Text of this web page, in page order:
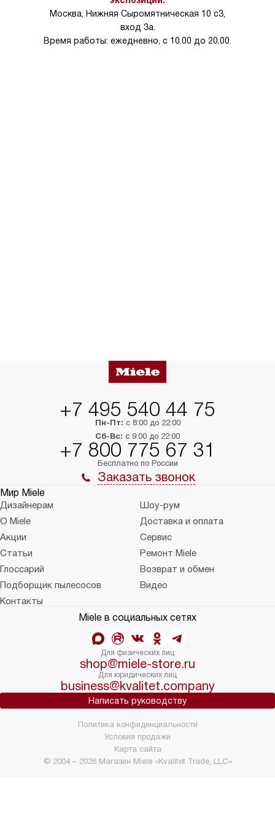
Москва, Нижняя Сыромятническая 10 с3,
вход 3а.
Время работы: ежедневно, с 10.00 до 20.00.
+7 495 540 44 75
Пн-Пт: с 8:00 до 22:00
Сб-Вс: с 9:00 до 22:00
+7 800 775 67 31
Бесплатно по России
Заказать звонок
Мир Miele
Дизайнерам
Шоу-рум
О Miele
Доставка и оплата
Акции
Сервис
Статьи
Ремонт Miele
Глоссарий
Возврат и обмен
Подборщик пылесосов
Видео
Контакты
Miele в социальных сетях
Для физических лиц
shop@miele-store.ru
Для юридических лиц
business@kvalitet.company
Написать руководству
© 2004 – 2026 Магазин Miele «Kvalitet Trade, LLC»
Политика конфиденциальности
Условия продажи
Карта сайта